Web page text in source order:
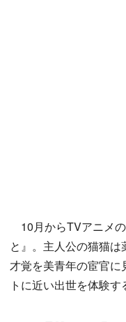
10月からTVアニメ
と』。主人公の猫猫
才覚を美青年の宦官
トに近い出世を体験す